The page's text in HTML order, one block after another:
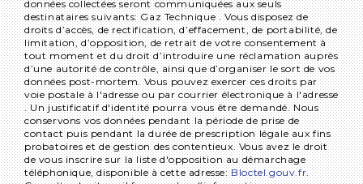
données collectées seront communiquées aux seuls
destinataires suivants: Gaz Technique . Vous disposez de
droits d’accès, de rectification, d’effacement, de portabilité, de
limitation, d’opposition, de retrait de votre consentement à
tout moment et du droit d’introduire une réclamation auprès
d’une autorité de contrôle, ainsi que d’organiser le sort de vos
données post-mortem. Vous pouvez exercer ces droits par
voie postale à l'adresse ou par courrier électronique à l'adresse
. Un justificatif d'identité pourra vous être demandé. Nous
conservons vos données pendant la période de prise de
contact puis pendant la durée de prescription légale aux fins
probatoires et de gestion des contentieux. Vous avez le droit
de vous inscrire sur la liste d'opposition au démarchage
téléphonique, disponible à cette adresse:Bloctel.gouv.fr.